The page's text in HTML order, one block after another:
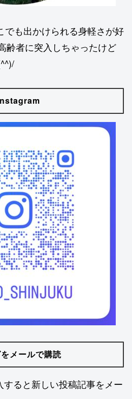
でも出かけられる身軽さが好
齢者に突入しちゃったけど
メールで購読
すると新しい投稿記事をメー